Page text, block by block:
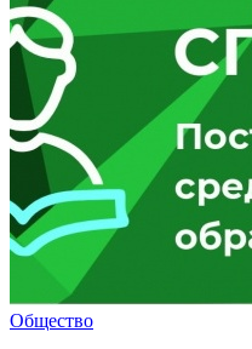
Общество